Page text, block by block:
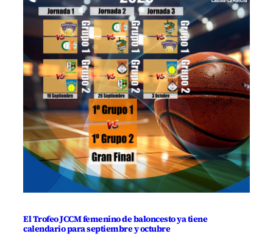
El Trofeo JCCM femenino de baloncesto ya tiene
calendario para septiembre y octubre